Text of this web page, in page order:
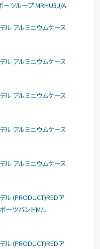
ーツループ MRHU3J/A
アルミニウムケース
アルミニウムケース
アルミニウムケース
アルミニウムケース
アルミニウムケース
(PRODUCT)REDア
ーツバンドM/L
(PRODUCT)REDア